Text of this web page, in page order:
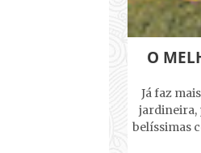
O
Já faz
jardineira,
belíssimas